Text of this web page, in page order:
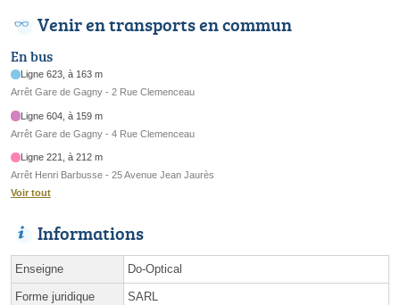
Venir en transports en commun
En bus
Ligne 623, à 163 m
Arrêt Gare de Gagny - 2 Rue Clemenceau
Ligne 604, à 159 m
Arrêt Gare de Gagny - 4 Rue Clemenceau
Ligne 221, à 212 m
Arrêt Henri Barbusse - 25 Avenue Jean Jaurès
Voir tout
Informations
Enseigne Do-Optical
Forme juridique SARL